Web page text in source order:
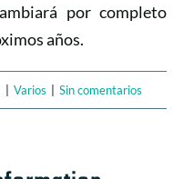
por completo
años.
Varios Sin comentarios